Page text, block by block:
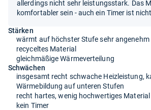
allerdings nicht sehr leistungsstark. Das
komfortabler sein - auch ein Timer ist
Stärken
wärmt auf höchster Stufe sehr angenehm
recyceltes Material
gleichmäßige Wärmeverteilung
Schwächen
insgesamt recht schwache Heizleistung,
Wärmebildung auf unteren Stufen
recht hartes, wenig hochwertiges Material
kein Timer